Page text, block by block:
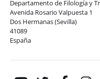
Departamento de Filología y
Avenida Rosario Valpuesta 1
Dos Hermanas (Sevilla)
41089
España